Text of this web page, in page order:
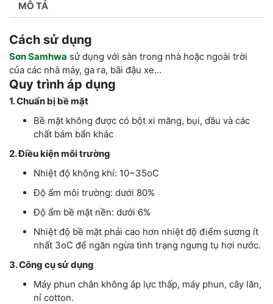
MÔ TẢ
Cách sử dụng
Sơn Samhwa sử dụng với sàn trong nhà hoặc ngoài trời
của các nhà máy, ga ra, bãi đậu xe…
Quy trình áp dụng
1. Chuẩn bị bề mặt
Bề mặt không được có bột xi măng, bụi, dầu và các
chất bám bẩn khác
2. Điều kiện môi trường
Nhiệt độ không khí: 10~35oC
Độ ẩm môi trường: dưới 80%
Độ ẩm bề mặt nền: dưới 6%
Nhiệt độ bề mặt phải cao hơn nhiệt độ điểm sương ít
nhất 3oC để ngăn ngừa tình trạng ngưng tụ hơi nước.
3. Công cụ sử dụng
Máy phun chân không áp lực thấp, máy phun, cây lăn,
nỉ cotton.